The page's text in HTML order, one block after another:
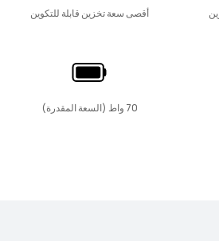
أقصى سعة تخزين قابلة للتكوين
70 واط (السعة المقدرة)